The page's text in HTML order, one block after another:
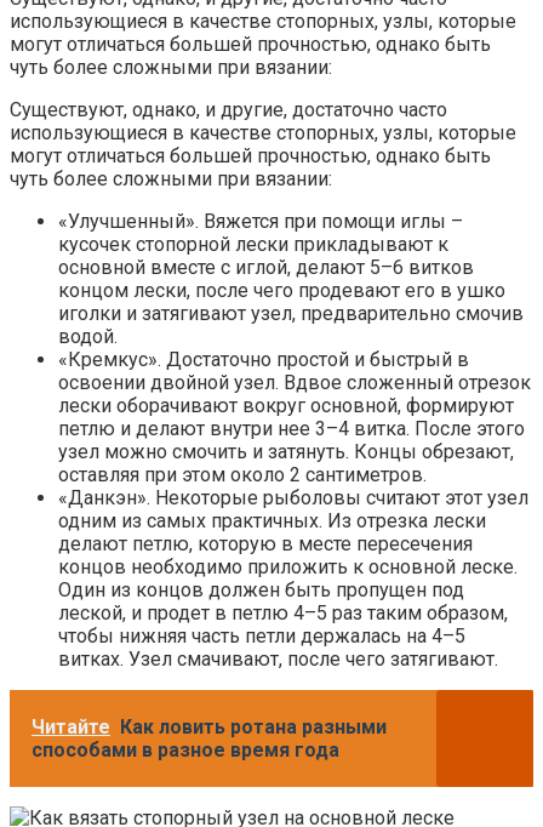
использующиеся в качестве стопорных, узлы, которые
могут отличаться большей прочностью, однако быть
чуть более сложными при вязании:
Существуют, однако, и другие, достаточно часто
использующиеся в качестве стопорных, узлы, которые
могут отличаться большей прочностью, однако быть
чуть более сложными при вязании:
«Улучшенный». Вяжется при помощи иглы –
кусочек стопорной лески прикладывают к
основной вместе с иглой, делают 5–6 витков
концом лески, после чего продевают его в ушко
иголки и затягивают узел, предварительно смочив
водой.
«Кремкус». Достаточно простой и быстрый в
освоении двойной узел. Вдвое сложенный отрезок
лески оборачивают вокруг основной, формируют
петлю и делают внутри нее 3–4 витка. После этого
узел можно смочить и затянуть. Концы обрезают,
оставляя при этом около 2 сантиметров.
«Данкэн». Некоторые рыболовы считают этот узел
одним из самых практичных. Из отрезка лески
делают петлю, которую в месте пересечения
концов необходимо приложить к основной леске.
Один из концов должен быть пропущен под
леской, и продет в петлю 4–5 раз таким образом,
чтобы нижняя часть петли держалась на 4–5
витках. Узел смачивают, после чего затягивают.
Читайте Как ловить ротана разными
способами в разное время года